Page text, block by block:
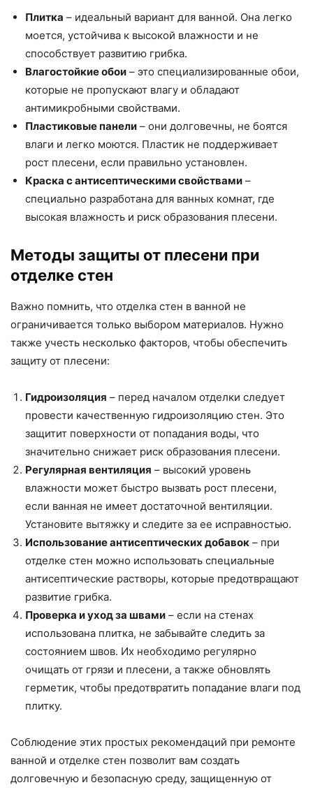
Плитка – идеальный вариант для ванной. Она легко
моется, устойчива к высокой влажности и не
способствует развитию грибка.
Влагостойкие обои – это специализированные обои,
которые не пропускают влагу и обладают
антимикробными свойствами.
Пластиковые панели – они долговечны, не боятся
влаги и легко моются. Пластик не поддерживает
рост плесени, если правильно установлен.
Краска с антисептическими свойствами –
специально разработана для ванных комнат, где
высокая влажность и риск образования плесени.
Методы защиты от плесени при
отделке стен
Важно помнить, что отделка стен в ванной не
ограничивается только выбором материалов. Нужно
также учесть несколько факторов, чтобы обеспечить
защиту от плесени:
Гидроизоляция – перед началом отделки следует
провести качественную гидроизоляцию стен. Это
защитит поверхности от попадания воды, что
значительно снижает риск образования плесени.
Регулярная вентиляция – высокий уровень
влажности может быстро вызвать рост плесени,
если ванная не имеет достаточной вентиляции.
Установите вытяжку и следите за ее исправностью.
Использование антисептических добавок – при
отделке стен можно использовать специальные
антисептические растворы, которые предотвращают
развитие грибка.
Проверка и уход за швами – если на стенах
использована плитка, не забывайте следить за
состоянием швов. Их необходимо регулярно
очищать от грязи и плесени, а также обновлять
герметик, чтобы предотвратить попадание влаги под
плитку.
Соблюдение этих простых рекомендаций при ремонте
ванной и отделке стен позволит вам создать
долговечную и безопасную среду, защищенную от